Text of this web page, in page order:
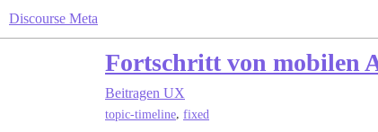
Discourse Meta
Fortschritt von mobilen
Beitragen UX
topic-timeline, fixed